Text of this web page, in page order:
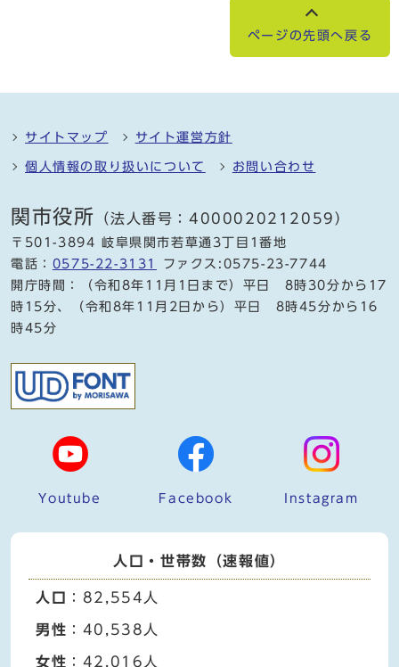
ページの先頭へ戻る
サイトマップ サイト運営方針
個人情報の取り扱いについて お問い合わせ
関市役所 （法人番号：4000020212059）
〒501-3894 岐阜県関市若草通3丁目1番地
電話： 0575-22-3131
ファクス:0575-23-7744
開庁時間：（令和8年11月1日まで）平日 8時30分から17
時15分、（令和8年11月2日から）平日 8時45分から16
時45分
Youtube Facebook Instagram
人口・世帯数（速報値）
人口 ：82,554人
男性 ：40,538人
女性 ：42,016人